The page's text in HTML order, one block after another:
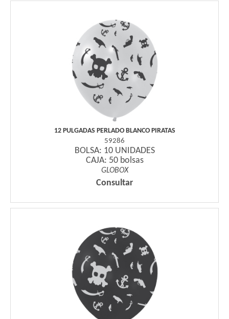
12 PULGADAS PERLADO BLANCO PIRATAS
59286
BOLSA: 10 UNIDADES
CAJA: 50 bolsas
GLOBOX
Consultar